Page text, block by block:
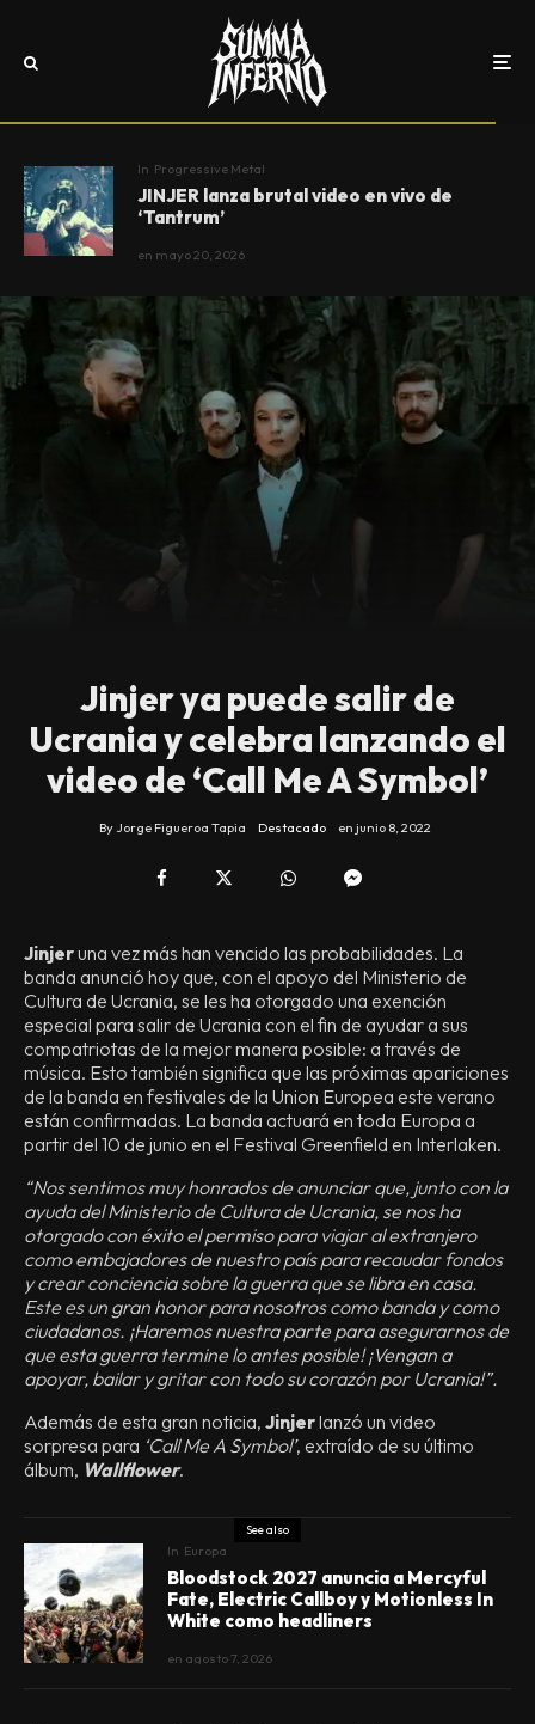
In Progressive Metal
JINJER lanza brutal video en vivo de
‘Tantrum’
en mayo 20, 2026
Jinjer ya puede salir de
Ucrania y celebra lanzando el
video de ‘Call Me A Symbol’
By Jorge Figueroa Tapia Destacado en junio 8, 2022
Jinjeruna vez más han vencido las probabilidades. La
banda anunció hoy que, con el apoyo del Ministerio de
Cultura de Ucrania, se les ha otorgado una exención
especial para salir de Ucrania con el fin de ayudar a sus
compatriotas de la mejor manera posible: a través de
música. Esto también significa que las próximas apariciones
de la banda en festivales de la Union Europea este verano
están confirmadas. La banda actuará en toda Europa a
partir del 10 de junio en el Festival Greenfield en Interlaken.
“Nos sentimos muy honrados de anunciar que, junto con la
ayuda del Ministerio de Cultura de Ucrania, se nos ha
otorgado con éxito el permiso para viajar al extranjero
como embajadores de nuestro país para recaudar fondos
y crear conciencia sobre la guerra que se libra en casa.
Este es un gran honor para nosotros como banda y como
ciudadanos. ¡Haremos nuestra parte para asegurarnos de
que esta guerra termine lo antes posible! ¡Vengan a
apoyar, bailar y gritar con todo su corazón por Ucrania!”.
Además de esta gran noticia, Jinjerlanzó un video
sorpresa para ‘Call Me A Symbol’, extraído de su último
álbum, Wallflower.
See also
In Europa
Bloodstock 2027 anuncia a Mercyful
Fate, Electric Callboy y Motionless In
White como headliners
en agosto 7, 2026